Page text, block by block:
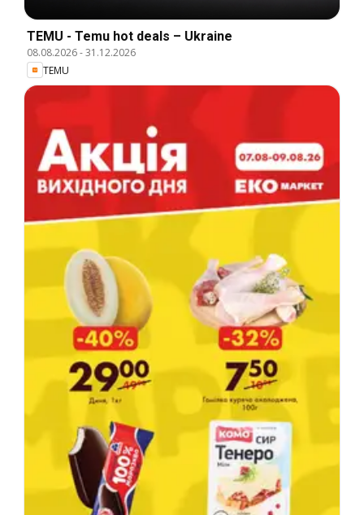
TEMU - Temu hot deals – Ukraine
08.08.2026-31.12.2026
TEMU